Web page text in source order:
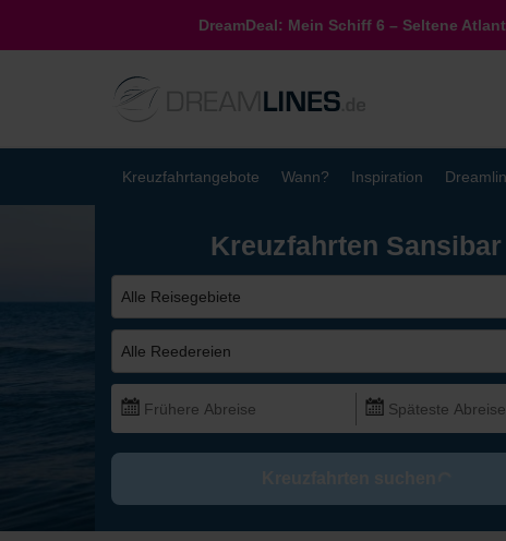
DreamDeal: Mein Schiff 6 – Seltene
Kreuzfahrtangebote Wann? Inspiration
Kreuzfahrten Sansibar
Alle Reisegebiete
Alle Reedereien